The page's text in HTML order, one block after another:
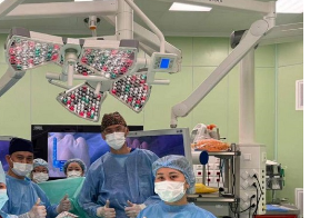
и
г
а